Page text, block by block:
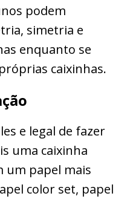
podem
simetria e
enquanto se
caixinhas.
e legal de fazer
uma caixinha
um papel mais
color set, papel